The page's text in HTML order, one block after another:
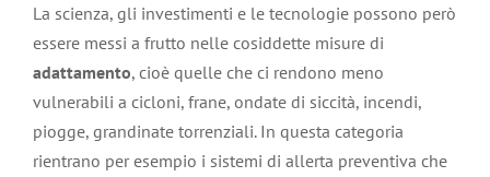
La scienza, gli investimenti e le tecnologie possono però
essere messi a frutto nelle cosiddette misure di
adattamento, cioè quelle che ci rendono meno
vulnerabili a cicloni, frane, ondate di siccità, incendi,
piogge, grandinate torrenziali. In questa categoria
rientrano per esempio i sistemi di allerta preventiva che